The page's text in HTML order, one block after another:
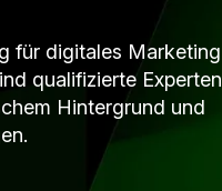
für digitales Marketing
qualifizierte Experten
Hintergrund und